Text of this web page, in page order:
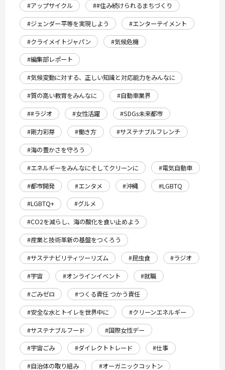
#アップサイクル
##住み続けられるまちづくり
#ジェンダー平等を実現しよう
#エンターテイメント
#クライメイトジャパン
#気候危機
#編集部レポート
#気候変動に対する、正しい知識と対応能力をみんなに
#質の高い教育をみんなに
#自動車業界
##ラジオ
#女性活躍
#SDGs未来都市
#剛力彩芽
#働き方
#サステナブルフレンチ
#海の豊かさを守ろう
#エネルギーをみんなにそしてクリーンに
#電気自動車
#都市開発
#エンタメ #沖縄
#LGBTQ
#LGBTQ+
#グルメ
#CO2を減らし、海の酸化を食い止めよう
#産業と技術革新の基盤をつくろう
#サステナビリティツーリズム
#昆虫食
#ラジオ
#宇宙
#オンラインイベント
#就職
#ごみゼロ
#つくる責任 つかう責任
#安全な水とトイレを世界中に
#クリーンエネルギー
#サステナブルフード
#国際女性デー
#宇宙ごみ
#ダイレクトトレード
#仕事
#自治体の取り組み
#オーガニックコットン